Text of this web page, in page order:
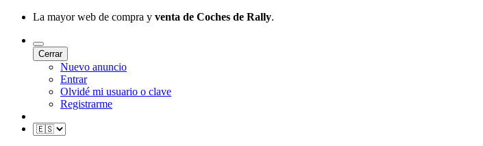
La mayor web de compra y venta de Coches de Rally.
Cerrar
Nuevo anuncio
Entrar
Olvidé mi usuario o clave
Registrarme